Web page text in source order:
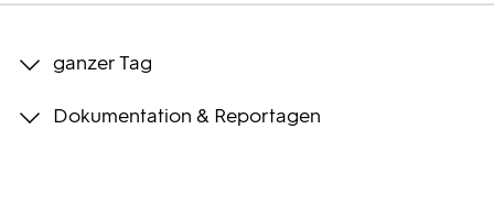
Bilder
ganzer Tag
Dokumentation & Reportagen